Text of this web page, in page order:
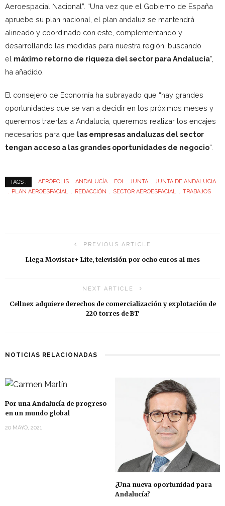
Aeroespacial Nacional”. “Una vez que el Gobierno de España
apruebe su plan nacional, el plan andaluz se mantendrá
alineado y coordinado con este, complementando y
desarrollando las medidas para nuestra región, buscando
el máximo retorno de riqueza del sector para Andalucía“,
ha añadido.
El consejero de Economía ha subrayado que “hay grandes
oportunidades que se van a decidir en los próximos meses y
queremos traerlas a Andalucía, queremos realizar los encajes
necesarios para que las empresas andaluzas del sector
tengan acceso a las grandes oportunidades de negocio“.
TAGS : AERÓPOLIS ANDALUCÍA EOI JUNTA
JUNTA DE ANDALUCIA
PLAN AEROESPACIAL
REDACCIÓN SECTOR AEROESPACIAL TRABAJOS
PREVIOUS ARTICLE
Llega Movistar+ Lite, televisión por ocho euros al mes
NEXT ARTICLE
Cellnex adquiere derechos de comercialización y explotación de
220 torres de BT
NOTICIAS RELACIONADAS
Por una Andalucía de progreso
en un mundo global
20 MAYO, 2021
¿Una nueva oportunidad para
Andalucía?